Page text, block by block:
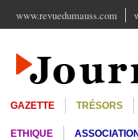
www.revuedumauss.com
GAZETTE TRÉSORS
ETHIQUE ASSOCIATION